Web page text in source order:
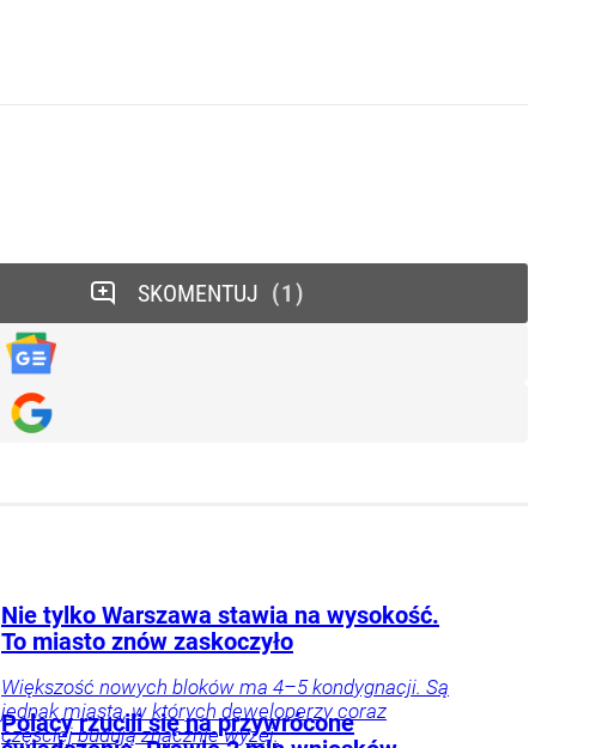
SKOMENTUJ 1
Nie tylko Warszawa stawia na wysokość.
To miasto znów zaskoczyło
Większość nowych bloków ma 4–5 kondygnacji. Są
jednak miasta, w których deweloperzy coraz
częściej budują znacznie wyżej.
Polacy rzucili się na przywrócone